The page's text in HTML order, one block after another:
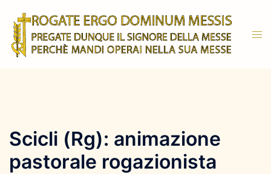
contenuto
Scicli (Rg): animazione
pastorale rogazionista